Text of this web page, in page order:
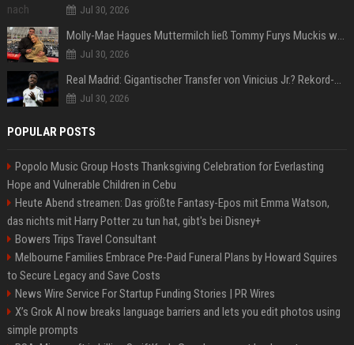
Jul 30, 2026
Molly-Mae Hagues Muttermilch ließ Tommy Furys Muckis wachsen
Jul 30, 2026
Real Madrid: Gigantischer Transfer von Vinicius Jr.? Rekord-Zahlen stehen im Raum!
Jul 30, 2026
POPULAR POSTS
Popolo Music Group Hosts Thanksgiving Celebration for Everlasting
Hope and Vulnerable Children in Cebu
Heute Abend streamen: Das größte Fantasy-Epos mit Emma Watson,
das nichts mit Harry Potter zu tun hat, gibt's bei Disney+
Bowers Trips Travel Consultant
Melbourne Families Embrace Pre-Paid Funeral Plans by Howard Squires
to Secure Legacy and Save Costs
News Wire Service For Startup Funding Stories | PR Wires
X’s Grok AI now breaks language barriers and lets you edit photos using
simple prompts